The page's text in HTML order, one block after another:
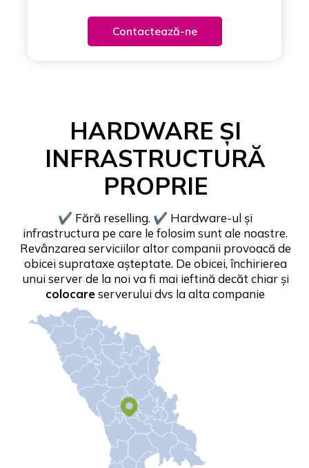
Contactează-ne
HARDWARE ȘI
INFRASTRUCTURĂ
PROPRIE
✔ Fără reselling. ✔ Hardware-ul și
infrastructura pe care le folosim sunt ale noastre.
Revânzarea serviciilor altor companii provoacă de
obicei suprataxe așteptate. De obicei, închirierea
unui server de la noi va fi mai ieftină decăt chiar și
colocareserverului dvs la alta companie